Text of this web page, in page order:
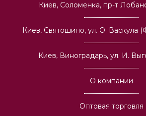
Киев, Соломенка, пр-т
Киев, Святошино, ул. О. Васкула
Киев, Виноградарь, ул. И.
О компании
Оптовая торговля